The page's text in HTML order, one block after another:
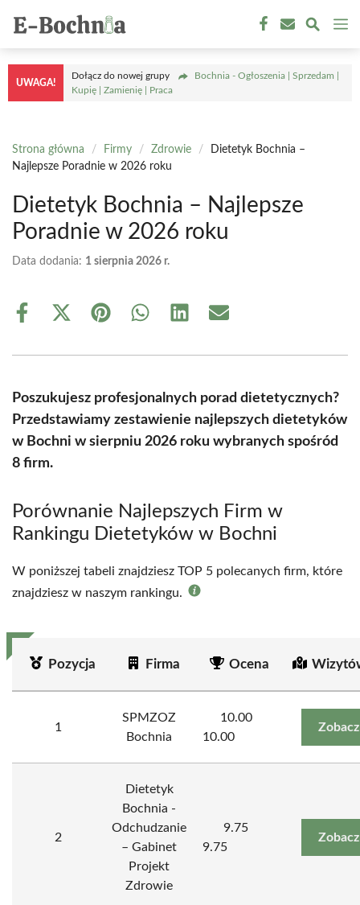
treści
UWAGA!
Dołącz do nowej grupy
Bochnia - Ogłoszenia | Sprzedam |
Kupię | Zamienię | Praca
Strona główna / Firmy / Zdrowie /
Dietetyk Bochnia –
Najlepsze Poradnie w 2026 roku
Dietetyk Bochnia – Najlepsze
Poradnie w 2026 roku
Data dodania: 1 sierpnia 2026 r.
Share
Share
(Twitter)
Share Share Share Share
Poszukujesz profesjonalnych porad dietetycznych?
Przedstawiamy zestawienie najlepszych dietetyków
w Bochni w sierpniu 2026 roku wybranych spośród
8 firm.
Porównanie Najlepszych Firm w
Rankingu Dietetyków w Bochni
W poniższej tabeli znajdziesz TOP 5 polecanych firm, które
znajdziesz w naszym rankingu.
Pozycja Firma Ocena
1
SPMZOZ
Bochnia
10.00
10.00
2
Dietetyk
Bochnia -
Odchudzanie
– Gabinet
Projekt
Zdrowie
9.75
9.75